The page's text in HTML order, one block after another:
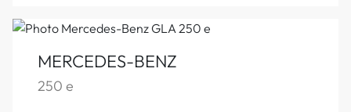
MERCEDES-BENZ
250 e